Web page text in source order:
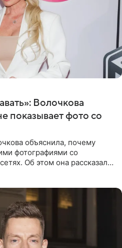
Волочкова
показывает фото со
объяснила, почему
фотографиями со
Об этом она рассказала